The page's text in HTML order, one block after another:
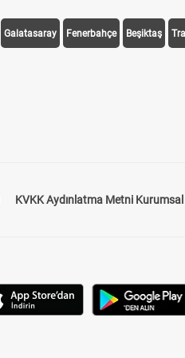
Galatasaray Fenerbahçe Beşiktaş
KVKK Aydınlatma Metni Kurumsal